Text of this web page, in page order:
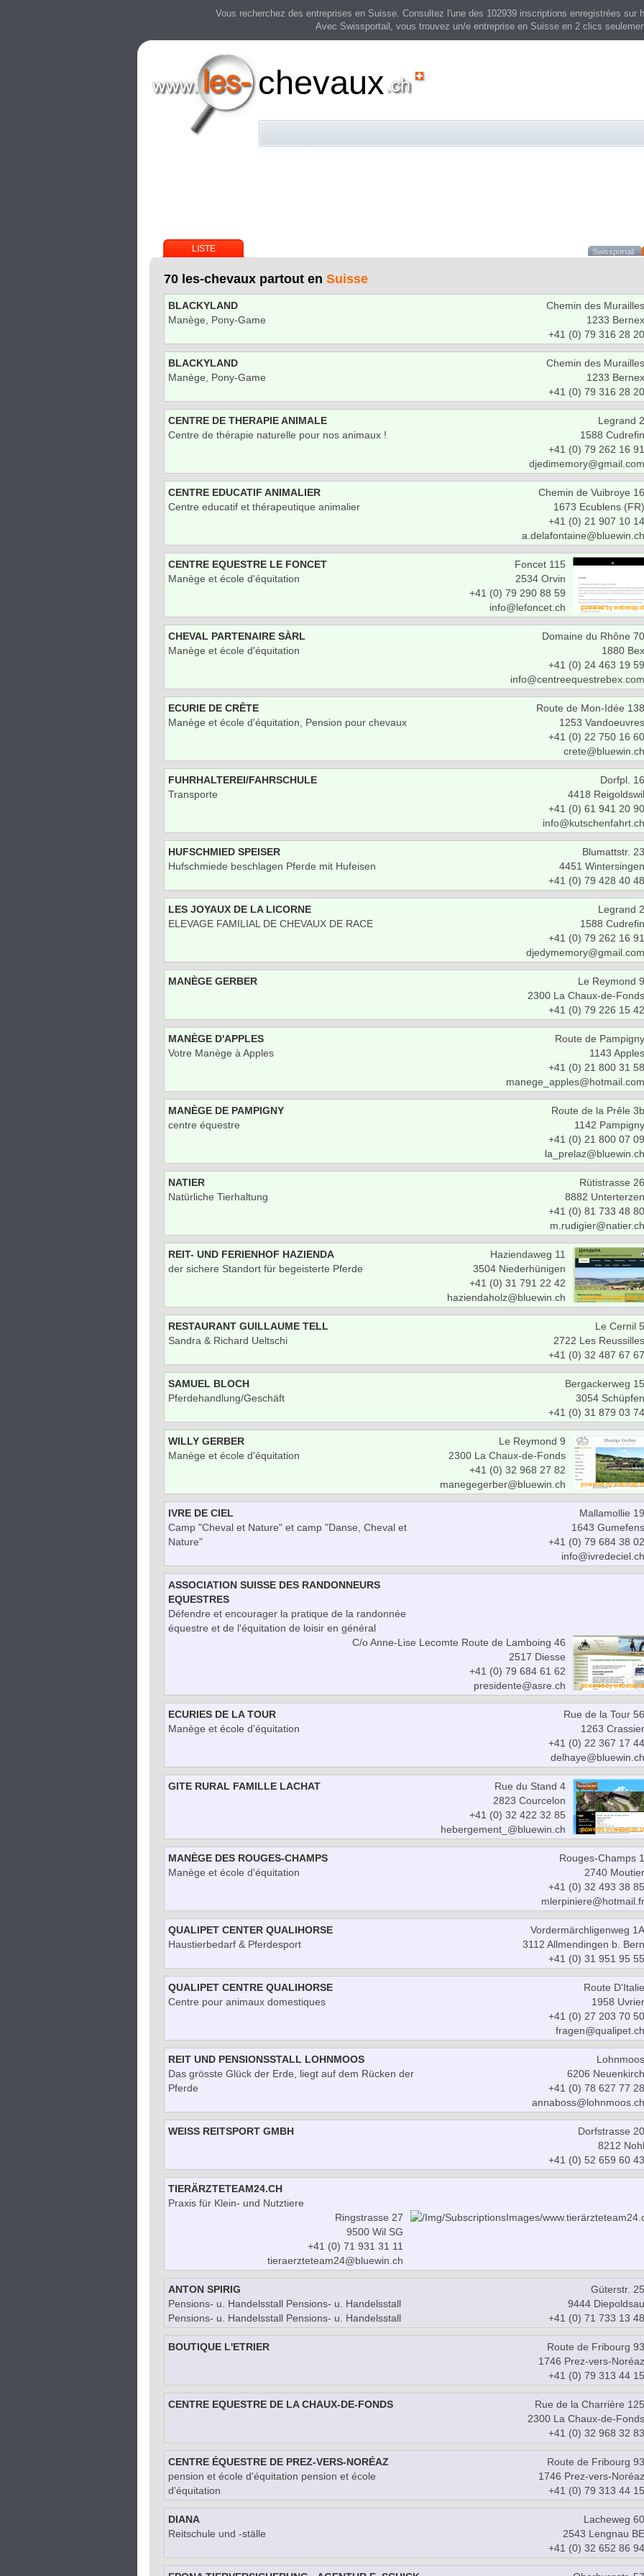
Vous recherchez des entreprises en Suisse. Consultez l'une des 102939 inscriptions enregistrées sur
Avec Swissportail, vous trouvez un/e entreprise en Suisse en 2 clics
chevaux
LISTE Swissportail
70 les-chevaux partout en Suisse
BLACKYLAND
Manège, Pony-Game
Chemin des Murailles
1233 Bernex
+41 (0) 79 316 28 20
BLACKYLAND
Manège, Pony-Game
Chemin des Murailles
1233 Bernex
+41 (0) 79 316 28 20
CENTRE DE THERAPIE ANIMALE
Centre de thérapie naturelle pour nos animaux !
Legrand 2
1588 Cudrefin
+41 (0) 79 262 16 91
djedimemory@gmail.com
CENTRE EDUCATIF ANIMALIER
Centre educatif et thérapeutique animalier
Chemin de Vuibroye 16
1673 Ecublens (FR)
+41 (0) 21 907 10 14
a.delafontaine@bluewin.ch
CENTRE EQUESTRE LE FONCET
Manège et école d'équitation
Foncet 115
2534 Orvin
+41 (0) 79 290 88 59
info@lefoncet.ch
CHEVAL PARTENAIRE SÀRL
Manège et école d'équitation
Domaine du Rhône 70
1880 Bex
+41 (0) 24 463 19 59
info@centreequestrebex.com
ECURIE DE CRÊTE
Manège et école d'équitation, Pension pour chevaux
Route de Mon-Idée 138
1253 Vandoeuvres
+41 (0) 22 750 16 60
crete@bluewin.ch
FUHRHALTEREI/FAHRSCHULE
Transporte
Dorfpl. 16
4418 Reigoldswil
+41 (0) 61 941 20 90
info@kutschenfahrt.ch
HUFSCHMIED SPEISER
Hufschmiede beschlagen Pferde mit Hufeisen
Blumattstr. 23
4451 Wintersingen
+41 (0) 79 428 40 48
LES JOYAUX DE LA LICORNE
ELEVAGE FAMILIAL DE CHEVAUX DE RACE
Legrand 2
1588 Cudrefin
+41 (0) 79 262 16 91
djedymemory@gmail.com
MANÈGE GERBER
Le Reymond 9
2300 La Chaux-de-Fonds
+41 (0) 79 226 15 42
MANÈGE D'APPLES
Votre Manège à Apples
Route de Pampigny
1143 Apples
+41 (0) 21 800 31 58
manege_apples@hotmail.com
MANÈGE DE PAMPIGNY
centre équestre
Route de la Prêle 3b
1142 Pampigny
+41 (0) 21 800 07 09
la_prelaz@bluewin.ch
NATIER
Natürliche Tierhaltung
Rütistrasse 26
8882 Unterterzen
+41 (0) 81 733 48 80
m.rudigier@natier.ch
REIT- UND FERIENHOF HAZIENDA
der sichere Standort für begeisterte Pferde
Haziendaweg 11
3504 Niederhünigen
+41 (0) 31 791 22 42
haziendaholz@bluewin.ch
RESTAURANT GUILLAUME TELL
Sandra & Richard Ueltschi
Le Cernil 5
2722 Les Reussilles
+41 (0) 32 487 67 67
SAMUEL BLOCH
Pferdehandlung/Geschäft
Bergackerweg 15
3054 Schüpfen
+41 (0) 31 879 03 74
WILLY GERBER
Manège et école d'équitation
Le Reymond 9
2300 La Chaux-de-Fonds
+41 (0) 32 968 27 82
manegegerber@bluewin.ch
IVRE DE CIEL
Camp "Cheval et Nature" et camp "Danse, Cheval et
Nature"
Mallamollie 19
1643 Gumefens
+41 (0) 79 684 38 02
info@ivredeciel.ch
ASSOCIATION SUISSE DES RANDONNEURS
EQUESTRES
Défendre et encourager la pratique de la randonnée
équestre et de l'équitation de loisir en général
C/o Anne-Lise Lecomte Route de Lamboing 46
2517 Diesse
+41 (0) 79 684 61 62
presidente@asre.ch
ECURIES DE LA TOUR
Manège et école d'équitation
Rue de la Tour 56
1263 Crassier
+41 (0) 22 367 17 44
delhaye@bluewin.ch
GITE RURAL FAMILLE LACHAT
Rue du Stand 4
2823 Courcelon
+41 (0) 32 422 32 85
hebergement_@bluewin.ch
MANÈGE DES ROUGES-CHAMPS
Manège et école d'équitation
Rouges-Champs 1
2740 Moutier
+41 (0) 32 493 38 85
mlerpiniere@hotmail.fr
QUALIPET CENTER QUALIHORSE
Haustierbedarf & Pferdesport
Vordermärchligenweg 1A
3112 Allmendingen b. Bern
+41 (0) 31 951 95 55
QUALIPET CENTRE QUALIHORSE
Centre pour animaux domestiques
Route D'Italie
1958 Uvrier
+41 (0) 27 203 70 50
fragen@qualipet.ch
REIT UND PENSIONSSTALL LOHNMOOS
Das grösste Glück der Erde, liegt auf dem Rücken der
Pferde
Lohnmoos
6206 Neuenkirch
+41 (0) 78 627 77 28
annaboss@lohnmoos.ch
WEISS REITSPORT GMBH
Dorfstrasse 20
8212 Nohl
+41 (0) 52 659 60 43
TIERÄRZTETEAM24.CH
Praxis für Klein- und Nutztiere
Ringstrasse 27
9500 Wil SG
+41 (0) 71 931 31 11
tieraerzteteam24@bluewin.ch
ANTON SPIRIG
Pensions- u. Handelsstall Pensions- u. Handelsstall
Pensions- u. Handelsstall Pensions- u. Handelsstall
Güterstr. 25
9444 Diepoldsau
+41 (0) 71 733 13 48
BOUTIQUE L'ETRIER
Route de Fribourg 93
1746 Prez-vers-Noréaz
+41 (0) 79 313 44 15
CENTRE EQUESTRE DE LA CHAUX-DE-FONDS
Rue de la Charrière 125
2300 La Chaux-de-Fonds
+41 (0) 32 968 32 83
CENTRE ÉQUESTRE DE PREZ-VERS-NORÉAZ
pension et école d'équitation pension et école
d'équitation
Route de Fribourg 93
1746 Prez-vers-Noréaz
+41 (0) 79 313 44 15
DIANA
Reitschule und -ställe
Lacheweg 60
2543 Lengnau BE
+41 (0) 32 652 86 94